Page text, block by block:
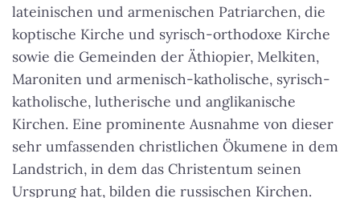
lateinischen und armenischen Patriarchen, die
koptische Kirche und syrisch-orthodoxe Kirche
sowie die Gemeinden der Äthiopier, Melkiten,
Maroniten und armenisch-katholische, syrisch-
katholische, lutherische und anglikanische
Kirchen. Eine prominente Ausnahme von dieser
sehr umfassenden christlichen Ökumene in dem
Landstrich, in dem das Christentum seinen
Ursprung hat, bilden die russischen Kirchen.